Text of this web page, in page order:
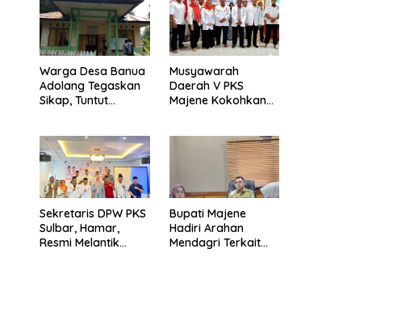
Warga Desa Banua
Adolang Tegaskan
Sikap, Tuntut
Desa
Musyawarah
Daerah V PKS
Majene Kokohkan
Sekretaris DPW PKS
Sulbar, Hamar,
Resmi Melantik
Bupati Majene
Hadiri Arahan
Mendagri Terkait